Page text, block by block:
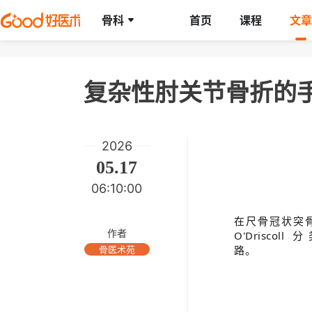
骨科 首页 课程 文章
复杂性肘关节骨折的
2026
05.17
06:10:00
作者
骨医术苑
在尺骨冠状突
O'Driscoll 分
路。